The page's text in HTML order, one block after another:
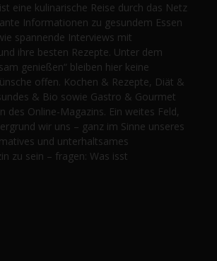
ist eine kulinarische Reise durch das Netz
Informationen zu gesundem Essen
spannende Interviews mit
ihre besten Rezepte. Unter dem
genießen“ bleiben hier keine
offen. Kochen & Rezepte, Diät &
& Bio sowie Gastro & Gourmet
des Online-Magazins. Ein weites Feld,
wir uns – ganz im Sinne unseres
und unterhaltsames
zu sein – fragen: Was isst